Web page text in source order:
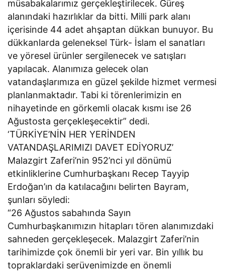
müsabakalarımız gerçekleştirilecek. Güreş
alanındaki hazırlıklar da bitti. Milli park alanı
içerisinde 44 adet ahşaptan dükkan bunuyor. Bu
dükkanlarda geleneksel Türk- İslam el sanatları
ve yöresel ürünler sergilenecek ve satışları
yapılacak. Alanımıza gelecek olan
vatandaşlarımıza en güzel şekilde hizmet vermesi
planlanmaktadır. Tabi ki törenlerimizin en
nihayetinde en görkemli olacak kısmı ise 26
Ağustosta gerçekleşecektir” dedi.
‘TÜRKİYE’NİN HER YERİNDEN
VATANDAŞLARIMIZI DAVET EDİYORUZ’
Malazgirt Zaferi’nin 952’nci yıl dönümü
etkinliklerine Cumhurbaşkanı Recep Tayyip
Erdoğan’ın da katılacağını belirten Bayram,
şunları söyledi:
“26 Ağustos sabahında Sayın
Cumhurbaşkanımızın hitapları tören alanımızdaki
sahneden gerçekleşecek. Malazgirt Zaferi’nin
tarihimizde çok önemli bir yeri var. Bin yıllık bu
topraklardaki serüvenimizde en önemli